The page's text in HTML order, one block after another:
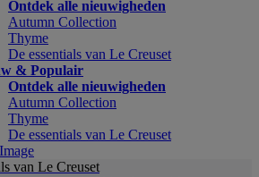
Ontdek alle nieuwigheden
Autumn Collection
Thyme
De essentials van Le Creuset
& Populair
Ontdek alle nieuwigheden
Autumn Collection
Thyme
De essentials van Le Creuset
van Le Creuset